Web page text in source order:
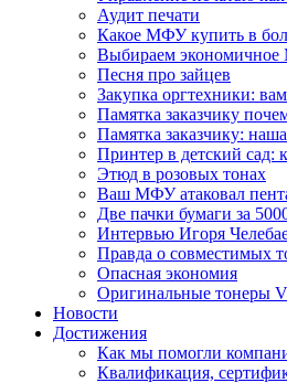
Аудит печати
Какое МФУ купить в
Выбираем
Песня про зайцев
Закупка оргтехники:
Памятка заказчику
Памятка заказчику:
Принтер в детский сад:
Этюд в розовых тонах
Ваш МФУ атаковал
Две пачки бумаги за
Интервью Игоря
Правда о совместимых
Опасная экономия
Оригинальные тонеры
Новости
Достижения
Как мы помогли
Квалификация,